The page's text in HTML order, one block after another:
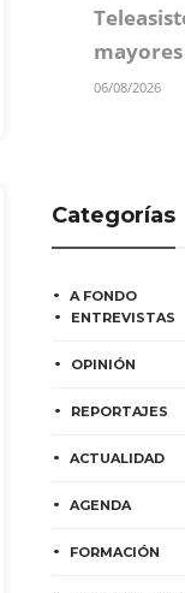
06/08/2026
Categorías
A FONDO
ENTREVISTAS
OPINIÓN
REPORTAJES
ACTUALIDAD
AGENDA
FORMACIÓN